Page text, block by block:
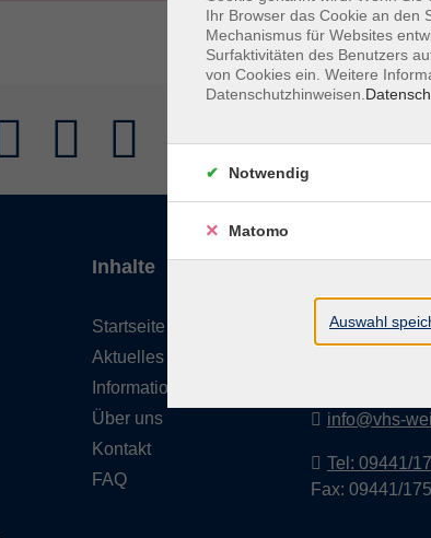
Inhalte
Startseite
Aktuelles
Informationen
Über uns
Kontakt
FAQ
Lederergasse 2
info@vhs-
Tel: 09441/
Fax: 09441/
Ihr Browser das Cookie an den
Mechanismus für Websites
Surfaktivitäten des Benutzers
von Cookies ein. Weitere
Datenschutzhinweisen.
Notwendig
Matomo
Auswahl